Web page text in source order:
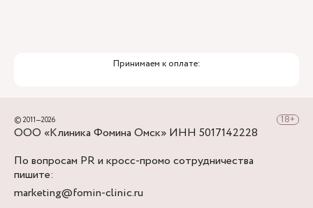
Принимаем к оплате:
© 2011—2026
ООО «Клиника Фомина Омск» ИНН 5017142228
По вопросам PR и кросс-промо сотрудничества
пишите:
marketing@fomin-clinic.ru